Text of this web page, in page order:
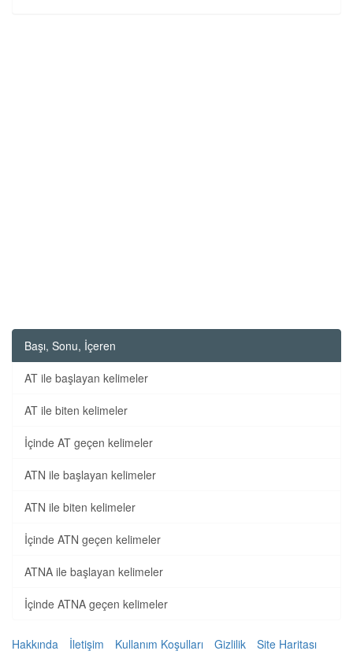
Başı, Sonu, İçeren
AT ile başlayan kelimeler
AT ile biten kelimeler
İçinde AT geçen kelimeler
ATN ile başlayan kelimeler
ATN ile biten kelimeler
İçinde ATN geçen kelimeler
ATNA ile başlayan kelimeler
İçinde ATNA geçen kelimeler
Hakkında İletişim Kullanım Koşulları Gizlilik Site Haritası